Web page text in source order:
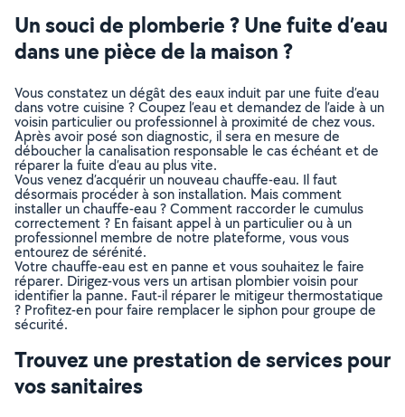
Un souci de plomberie ? Une fuite d’eau
dans une pièce de la maison ?
Vous constatez un dégât des eaux induit par une fuite d’eau
dans votre cuisine ? Coupez l’eau et demandez de l’aide à un
voisin particulier ou professionnel à proximité de chez vous.
Après avoir posé son diagnostic, il sera en mesure de
déboucher la canalisation responsable le cas échéant et de
réparer la fuite d’eau au plus vite.
Vous venez d’acquérir un nouveau chauffe-eau. Il faut
désormais procéder à son installation. Mais comment
installer un chauffe-eau ? Comment raccorder le cumulus
correctement ? En faisant appel à un particulier ou à un
professionnel membre de notre plateforme, vous vous
entourez de sérénité.
Votre chauffe-eau est en panne et vous souhaitez le faire
réparer. Dirigez-vous vers un artisan plombier voisin pour
identifier la panne. Faut-il réparer le mitigeur thermostatique
? Profitez-en pour faire remplacer le siphon pour groupe de
sécurité.
Trouvez une prestation de services pour
vos sanitaires